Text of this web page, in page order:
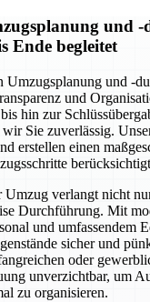
und
Ende begleitet
Umzugsplanung und -
und
hin zur
Sie zuverlässig.
erstellen einen
Umzug verlangt nicht
Durchführung. Mit
und umfassendem
sicher und
oder
unverzichtbar, um
zu organisieren.